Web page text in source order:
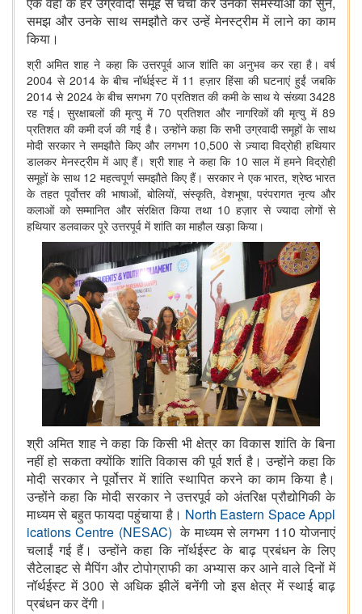
समझ और उनके साथ समझौते कर उन्हें मेनस्ट्रीम में लाने का काम
किया।
श्री अमित शाह ने कहा कि उत्तरपूर्व आज शांति का अनुभव कर रहा है। वर्ष
2004 से 2014 के बीच नॉर्थईस्ट में 11 हज़ार हिंसा की घटनाएं हुईं जबकि
2014 से 2024 के बीच सगभग 70 प्रतिशत की कमी के साथ ये संख्या 3428
रह गई। सुरक्षाबलों की मृत्यु में 70 प्रतिशत और नागरिकों की मृत्यु में 89
प्रतिशत की कमी दर्ज की गई है। उन्होंने कहा कि सभी उग्रवादी समूहों के साथ
मोदी सरकार ने समझौते किए और लगभग 10,500 से ज़्यादा विद्रोही हथियार
डालकर मेनस्ट्रीम में आए हैं। श्री शाह ने कहा कि 10 साल में हमने विद्रोही
समूहों के साथ 12 महत्वपूर्ण समझौते किए हैं। सरकार ने एक भारत, श्रेष्ठ भारत
के तहत पूर्वोत्तर की भाषाओं, बोलियों, संस्कृति, वेशभूषा, परंपरागत नृत्य और
कलाओं को सम्मानित और संरक्षित किया तथा 10 हज़ार से ज्यादा लोगों से
हथियार डलवाकर पूरे उत्तरपूर्व में शांति का माहौल खड़ा किया।
श्री अमित शाह ने कहा कि किसी भी क्षेत्र का विकास शांति के बिना
नहीं हो सकता क्योंकि शांति विकास की पूर्व शर्त है। उन्होंने कहा कि
मोदी सरकार ने पूर्वोत्तर में शांति स्थापित करने का काम किया है।
उन्होंने कहा कि मोदी सरकार ने उत्तरपूर्व को अंतरिक्ष प्रौद्योगिकी के
माध्यम से बहुत फायदा पहुंचाया है। North Eastern Space Appl
ications Centre (NESAC) के माध्यम से लगभग 110 योजनाएं
चलाईं गई हैं। उन्होंने कहा कि नॉर्थईस्ट के बाढ़ प्रबंधन के लिए
सैटेलाइट से मैपिंग और टोपोग्राफी का अभ्यास कर आने वाले दिनों में
नॉर्थईस्ट में 300 से अधिक झीलें बनेंगी जो इस क्षेत्र में स्थाई बाढ़
प्रबंधन कर देंगी।